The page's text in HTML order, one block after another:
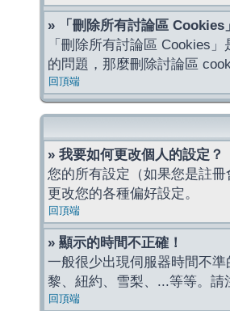
» 「刪除所有討論區 Cookies
「刪除所有討論區 Cookies
的問題，那麼刪除討論區
回頂端
» 我要如何更改個人的設定？
您的所有設定（如果您是註
更改您的各種偏好設定。
回頂端
» 顯示的時間不正確！
一般很少出現伺服器時間不
黎、紐約、雪梨、...等等。請
回頂端